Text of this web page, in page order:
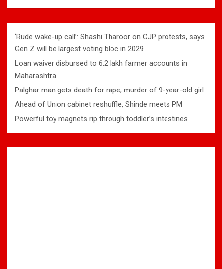
‘Rude wake-up call’: Shashi Tharoor on CJP protests, says
Gen Z will be largest voting bloc in 2029
Loan waiver disbursed to 6.2 lakh farmer accounts in
Maharashtra
Palghar man gets death for rape, murder of 9-year-old girl
Ahead of Union cabinet reshuffle, Shinde meets PM
Powerful toy magnets rip through toddler’s intestines